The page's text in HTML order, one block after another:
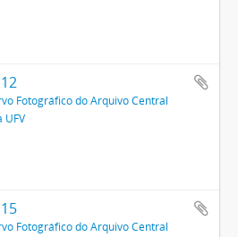
Fotográfico do Arquivo Central
UFV
Fotográfico do Arquivo Central